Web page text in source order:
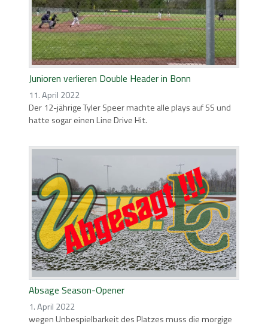
Junioren verlieren Double Header in Bonn
11. April 2022
Der 12-jährige Tyler Speer machte alle plays auf SS und
hatte sogar einen Line Drive Hit.
Absage Season-Opener
1. April 2022
wegen Unbespielbarkeit des Platzes muss die morgige